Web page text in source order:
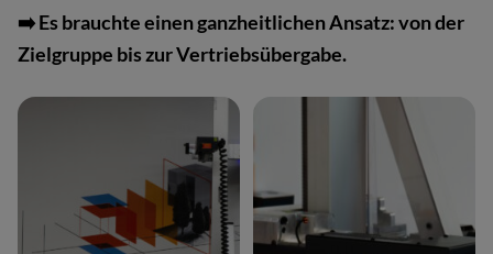
➡️ Es brauchte einen ganzheitlichen Ansatz: von der
Zielgruppe bis zur Vertriebsübergabe.